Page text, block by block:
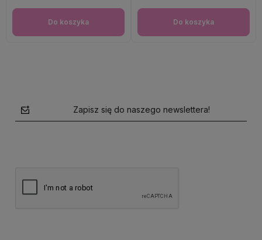
Do koszyka Do koszyka
Zapisz się do naszego newslettera!